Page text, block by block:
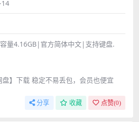
量4.16GB|官方简体中文|支持键盘.
】下载 稳定不易丢包，会员也便宜
分享 收藏 点赞(0)